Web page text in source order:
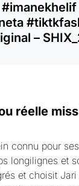
#imanekhelif
–
réelle
connu pour
longilignes et
et choisit